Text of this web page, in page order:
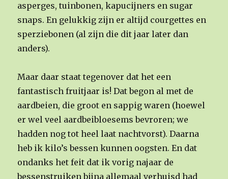
asperges, tuinbonen, kapucijners en sugar
snaps. En gelukkig zijn er altijd courgettes en
sperziebonen (al zijn die dit jaar later dan
anders).
Maar daar staat tegenover dat het een
fantastisch fruitjaar is! Dat begon al met de
aardbeien, die groot en sappig waren (hoewel
er wel veel aardbeibloesems bevroren; we
hadden nog tot heel laat nachtvorst). Daarna
heb ik kilo’s bessen kunnen oogsten. En dat
ondanks het feit dat ik vorig najaar de
bessenstruiken bijna allemaal verhuisd had